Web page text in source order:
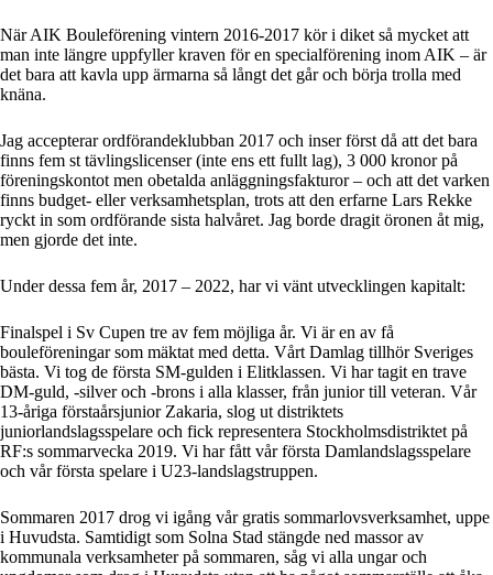
När AIK Bouleförening vintern 2016-2017 kör i diket så mycket att
man inte längre uppfyller kraven för en specialförening inom AIK – är
det bara att kavla upp ärmarna så långt det går och börja trolla med
knäna.
Jag accepterar ordförandeklubban 2017 och inser först då att det bara
finns fem st tävlingslicenser (inte ens ett fullt lag), 3 000 kronor på
föreningskontot men obetalda anläggningsfakturor – och att det varken
finns budget- eller verksamhetsplan, trots att den erfarne Lars Rekke
ryckt in som ordförande sista halvåret. Jag borde dragit öronen åt mig,
men gjorde det inte.
Under dessa fem år, 2017 – 2022, har vi vänt utvecklingen kapitalt:
Finalspel i Sv Cupen tre av fem möjliga år. Vi är en av få
bouleföreningar som mäktat med detta. Vårt Damlag tillhör Sveriges
bästa. Vi tog de första SM-gulden i Elitklassen. Vi har tagit en trave
DM-guld, -silver och -brons i alla klasser, från junior till veteran. Vår
13-åriga förstaårsjunior Zakaria, slog ut distriktets
juniorlandslagsspelare och fick representera Stockholmsdistriktet på
RF:s sommarvecka 2019. Vi har fått vår första Damlandslagsspelare
och vår första spelare i U23-landslagstruppen.
Sommaren 2017 drog vi igång vår gratis sommarlovsverksamhet, uppe
i Huvudsta. Samtidigt som Solna Stad stängde ned massor av
kommunala verksamheter på sommaren, såg vi alla ungar och